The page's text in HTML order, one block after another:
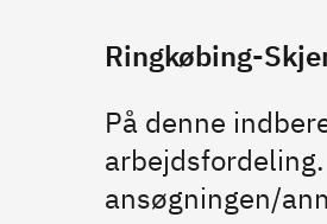
Ringkøbing-
På denne
ansøgningen/